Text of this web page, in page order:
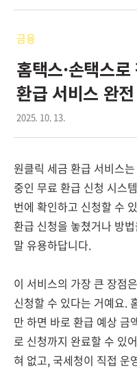
금융
홈택스·손택스
환급 서비스 완
2025. 10. 13.
원클릭 세금 환급 서비스
중인 무료 환급 신청 시스
번에 확인하고 신청할 수
환급 신청을 놓쳤거나 방
말 유용하답니다.
이 서비스의 가장 큰 장점
신청할 수 있다는 거예요.
만 하면 바로 환급 예상 금
로 신청까지 완료할 수 있
혀 없고, 국세청이 직접 운